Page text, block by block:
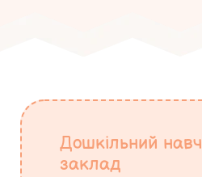
Дошкільний
заклад